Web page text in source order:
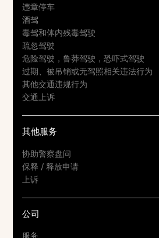
违章停车
酒驾
毒驾和体内残毒驾驶
疏忽驾驶
危险驾驶，鲁莽驾驶，恐吓式驾驶
过期、被吊销或无驾照相关违法行为
其他交通违规行为
交通上诉
其他服务
协助警察盘问
保释 / 释放申请
上诉
公司
服务